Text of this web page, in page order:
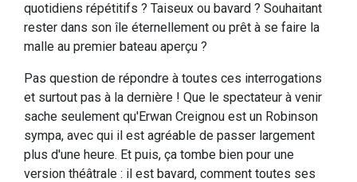
quotidiens répétitifs ? Taiseux ou bavard ? Souhaitant
rester dans son île éternellement ou prêt à se faire la
malle au premier bateau aperçu ?
Pas question de répondre à toutes ces interrogations
et surtout pas à la dernière ! Que le spectateur à venir
sache seulement qu'Erwan Creignou est un Robinson
sympa, avec qui il est agréable de passer largement
plus d'une heure. Et puis, ça tombe bien pour une
version théâtrale : il est bavard, comment toutes ses